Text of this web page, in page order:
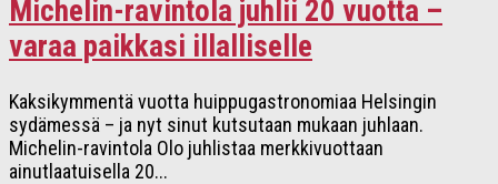
Michelin-ravintola juhlii 20 vuotta –
varaa paikkasi illalliselle
Kaksikymmentä vuotta huippugastronomiaa Helsingin
sydämessä – ja nyt sinut kutsutaan mukaan juhlaan.
Michelin-ravintola Olo juhlistaa merkkivuottaan
ainutlaatuisella 20...